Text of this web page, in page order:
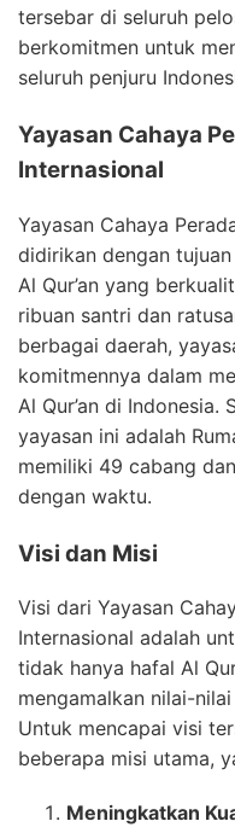
tersebar di seluruh
berkomitmen untuk
seluruh penjuru
Yayasan Cahaya
Internasional
Yayasan Cahaya
didirikan dengan
Al Qur’an yang
ribuan santri dan
berbagai daerah,
komitmennya dalam
Al Qur’an di
yayasan ini adalah
memiliki 49 cabang
dengan waktu.
Visi dan Misi
Visi dari Yayasan
Internasional adalah
tidak hanya hafal Al
mengamalkan nilai-
Untuk mencapai visi
beberapa misi utama,
Meningkatkan